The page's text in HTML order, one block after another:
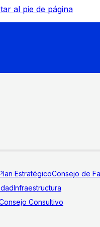
al pie de página
EstratégicoConsejo de
Infraestructura
Consultivo